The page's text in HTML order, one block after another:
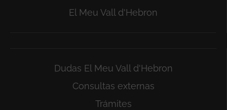
El Meu Vall d'Hebron
Dudas El Meu Vall d'Hebron
Consultas externas
Trámites